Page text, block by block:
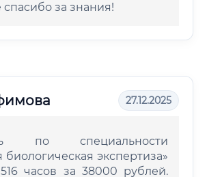
за знания!
27.12.2025
по специальности
биологическая экспертиза»
часов за 38000 рублей.